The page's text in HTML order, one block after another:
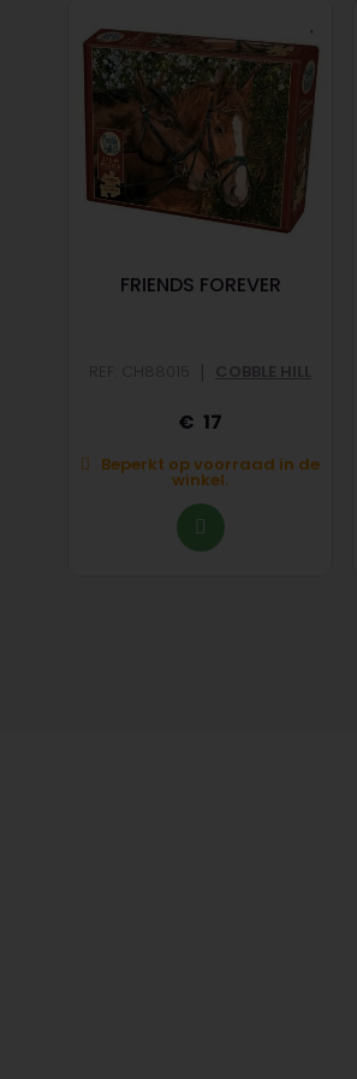
FRIENDS FOREVER
| COBBLE HILL
17
Beperkt op voorraad in de
winkel.